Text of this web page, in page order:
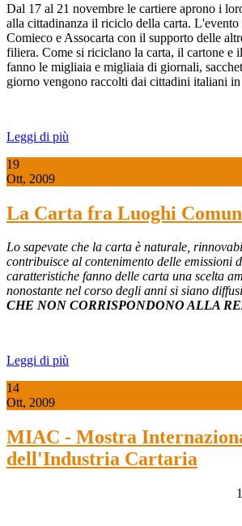
Dal 17 al 21 novembre le cartiere aprono i
alla cittadinanza il riciclo della carta. L'evento
Comieco e Assocarta con il supporto delle
filiera. Come si riciclano la carta, il cartone e
fanno le migliaia e migliaia di giornali,
giorno vengono raccolti dai cittadini italiani
Leggi di più
19
Ott, 2009
La Carta fra Luoghi
Lo sapevate che la carta è naturale,
contribuisce al contenimento delle emissioni
caratteristiche fanno delle carta una scelta
nonostante nel corso degli anni si siano diffusi
CHE NON CORRISPONDONO ALLA
Leggi di più
14
Ott, 2009
MIAC - Mostra
dell'Industria Cartaria